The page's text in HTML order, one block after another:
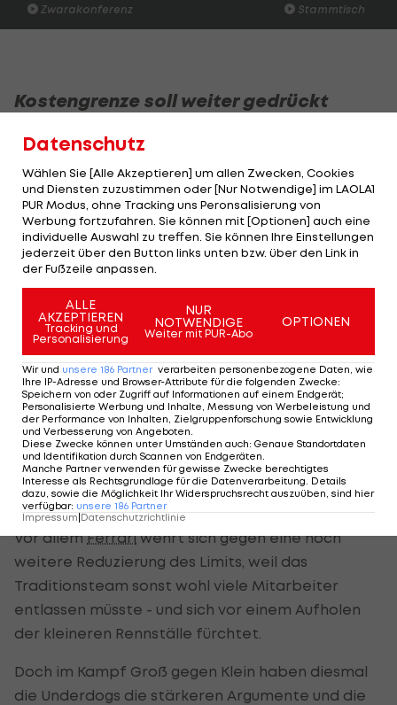
Zwarakonferenz Stammtisch
Kostengrenze soll weiter gedrückt
Neben einem Not-Kalender mit einem
Saisonstart am 5. Juli in Österreich und einer Serie
von Geisterrennen diskutieren die Macher der
Formel 1seit Wochen vor allem über die künftige
Ausgabengrenze.
Die einst für 2021 beschlossenen 160 Millionen Euro
pro Team und Jahr sind längst überholt, der
Sparzwang ist übermächtig. 133 Millionen Euro
sollen es nun im nächsten Jahr sein, verkündet
Unterhändler Brawn. "Und die Frage ist, wie weit
wir das in den nächsten Jahren noch drücken
können", ergänzte der Brite.
Vettel auf Seite der kleinen Teams
Vor allemFerrariwehrt sich gegen eine noch
weitere Reduzierung des Limits, weil das
Traditionsteam sonst wohl viele Mitarbeiter
entlassen müsste - und sich vor einem Aufholen
der kleineren Rennställe fürchtet.
Doch im Kampf Groß gegen Klein haben diesmal
die Underdogs die stärkeren Argumente und die
Datenschutz
Wählen Sie [Alle Akzeptieren] um allen Zwecken, Cookies
und Diensten zuzustimmen oder [Nur Notwendige] im LAOLA1
PUR Modus, ohne Tracking uns Peronsalisierung von
Werbung fortzufahren. Sie können mit [Optionen] auch eine
individuelle Auswahl zu treffen. Sie können Ihre Einstellungen
jederzeit über den Button links unten bzw. über den Link in
der Fußzeile anpassen.
ALLE
AKZEPTIEREN
Tracking und
Personalisierung
NUR
NOTWENDIGE
Weiter mit PUR-Abo
OPTIONEN
Wir und unsere 186 Partner verarbeiten personenbezogene Daten, wie
Ihre IP-Adresse und Browser-Attribute für die folgenden Zwecke:
Speichern von oder Zugriff auf Informationen auf einem Endgerät;
Personalisierte Werbung und Inhalte, Messung von Werbeleistung und
der Performance von Inhalten, Zielgruppenforschung sowie Entwicklung
und Verbesserung von Angeboten
Diese Zwecke können unter Umständen auch: Genaue Standortdaten
und Identifikation durch Scannen von Endgeräten
Manche Partner verwenden für gewisse Zwecke berechtigtes
Interesse als Rechtsgrundlage für die Datenverarbeitung. Details
dazu, sowie die Möglichkeit Ihr Widerspruchsrecht auszuüben, sind hier
verfügbar: unsere 186 Partner
Impressum|Datenschutzrichtlinie